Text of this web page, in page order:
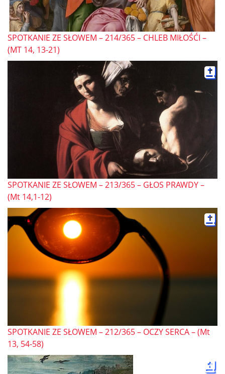
SPOTKANIE ZE SŁOWEM – 214/365 – CHLEB MIŁOŚĆI –
(MT 14, 13-21)
SPOTKANIE ZE SŁOWEM – 213/365 – GŁOS PRAWDY –
(Mt 14,1-12)
SPOTKANIE ZE SŁOWEM – 212/365 – OCZY SERCA – (Mt
13, 54-58)